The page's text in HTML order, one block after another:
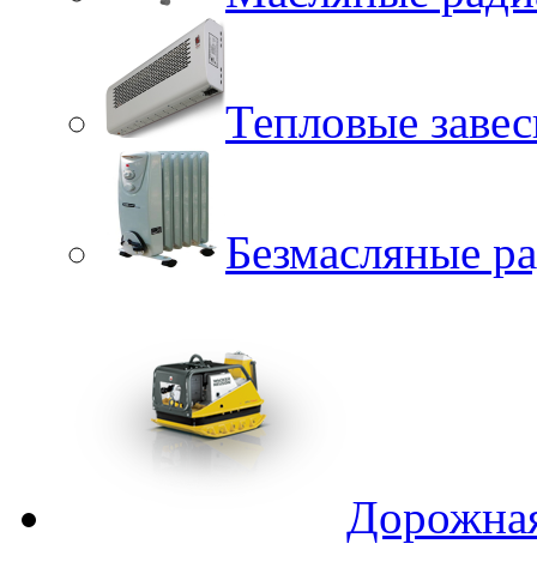
Тепловые
Безмасляные